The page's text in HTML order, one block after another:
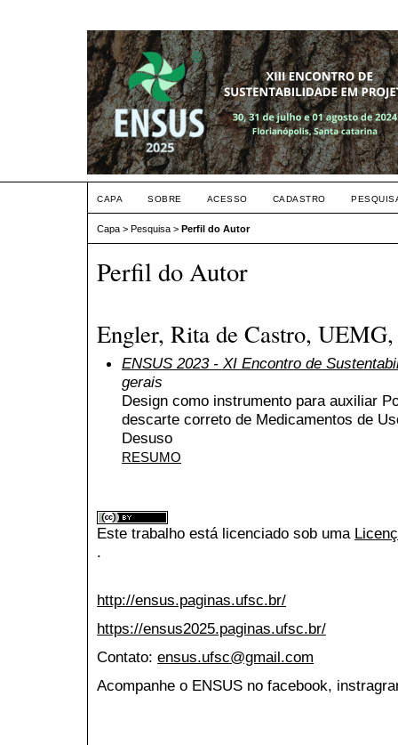
CAPA SOBRE ACESSO CADASTRO
Capa > Pesquisa > Perfil do Autor
Perfil do Autor
Engler, Rita de Castro,
ENSUS 2023 - XI Encontro de
gerais
Design como instrumento para auxiliar
descarte correto de Medicamentos de
Desuso
RESUMO
Este trabalho está licenciado sob uma
.
http://ensus.paginas.ufsc.br/
https://ensus2025.paginas.ufsc.br/
Contato: ensus.ufsc@gmail.com
Acompanhe o ENSUS no facebook,